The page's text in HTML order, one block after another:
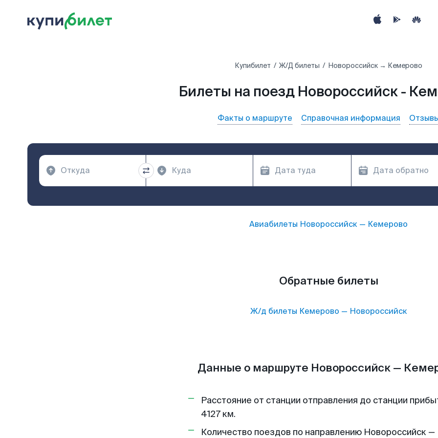
Купибилет Ж/Д билеты Новороссийск → Кемерово
Билеты на поезд Новороссийск -
Факты о маршруте Справочная информация
Авиабилеты Новороссийск — Кемерово
Обратные билеты
Ж/д билеты Кемерово — Новороссийск
Данные о маршруте Новороссийск —
Расстояние от станции отправления до станции
4127 км.
Количество поездов по направлению Новороссийск —